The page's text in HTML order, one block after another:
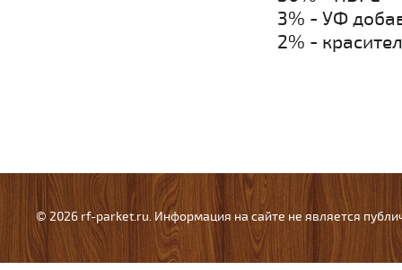
3% - УФ
2% -
© 2026 rf-parket.ru. Информация на сайте не является